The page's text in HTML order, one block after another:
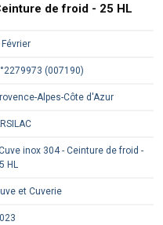
de froid - 25 HL
Février
(007190)
Alpes-Côte d'Azur
Cuve inox 304 - Ceinture de froid -
HL
et Cuverie